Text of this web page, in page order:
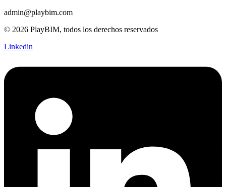
admin@playbim.com
© 2026 PlayBIM, todos los derechos reservados
Linkedin